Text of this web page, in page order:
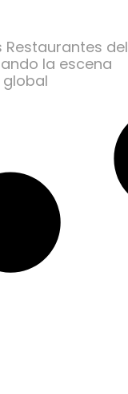
Restaurantes del
la escena